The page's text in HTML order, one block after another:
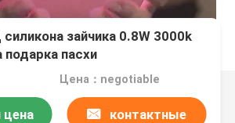
зайчика 0.8W 3000k
пасхи
Цена：negotiable
контактные